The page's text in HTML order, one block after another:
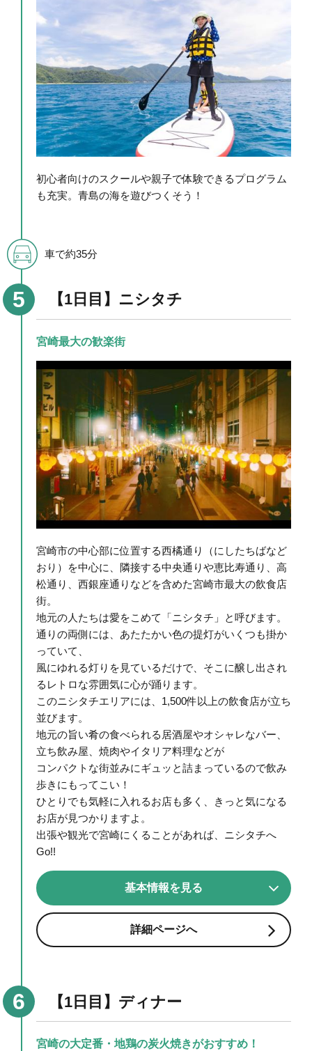
初心者向けのスクールや親子で体験できるプログラム
も充実。青島の海を遊びつくそう！
車で約35分
【1日目】ニシタチ
宮崎最大の歓楽街
宮崎市の中心部に位置する西橘通り（にしたちばなど
おり）を中心に、隣接する中央通りや恵比寿通り、高
松通り、西銀座通りなどを含めた宮崎市最大の飲食店
街。
地元の人たちは愛をこめて「ニシタチ」と呼びます。
通りの両側には、あたたかい色の提灯がいくつも掛か
っていて、
風にゆれる灯りを見ているだけで、そこに醸し出され
るレトロな雰囲気に心が踊ります。
このニシタチエリアには、1,500件以上の飲食店が立ち
並びます。
地元の旨い肴の食べられる居酒屋やオシャレなバー、
立ち飲み屋、焼肉やイタリア料理などが
コンパクトな街並みにギュッと詰まっているので飲み
歩きにもってこい！
ひとりでも気軽に入れるお店も多く、きっと気になる
お店が見つかりますよ。
出張や観光で宮崎にくることがあれば、ニシタチへ
Go!!
基本情報を見る
詳細ページへ
【1日目】ディナー
宮崎の大定番・地鶏の炭火焼きがおすすめ！